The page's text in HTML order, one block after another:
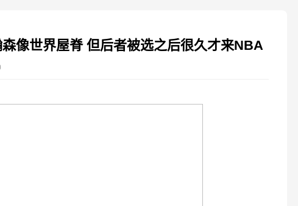
像世界屋脊 但后者被选之后很久才来NBA